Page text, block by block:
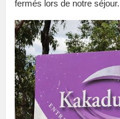
fermés lors de notre séjour.